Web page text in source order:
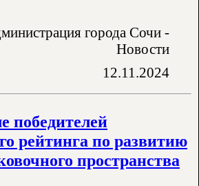
города Сочи -
Новости
12.11.2024
победителей
рейтинга по развитию
пространства